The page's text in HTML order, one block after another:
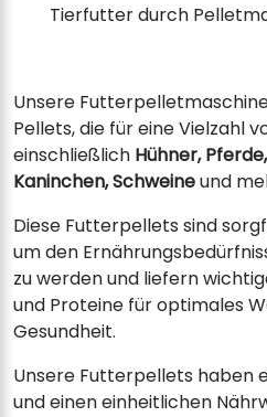
Tierfutter durch
Unsere
Pellets, die für eine Vielzahl
einschließlich Hühner,
Kaninchen, Schweineund
Diese Futterpellets sind
um den
zu werden und liefern
und Proteine ​​für optimales
Gesundheit.
Unsere Futterpellets haben
und einen einheitlichen